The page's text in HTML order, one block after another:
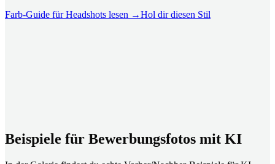
Farb-Guide für Headshots lesen →Hol dir diesen Stil
Beispiele für Bewerbungsfotos mit KI